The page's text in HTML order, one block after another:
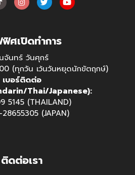
ศเปิดทำการ
จันทร์ วันศุกร์
(ทุกวัน เว้นวันหยุดนักขัตฤกษ์)
เบอร์ติดต่อ
Thai/Japanese):
5145 (THAILAND)
(JAPAN)
ติดต่อเรา